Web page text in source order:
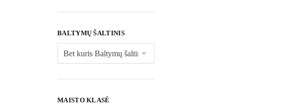
BALTYMŲ ŠALTINIS
MAISTO KLASĖ